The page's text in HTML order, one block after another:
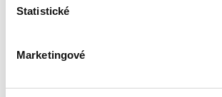
Statistické
Marketingové